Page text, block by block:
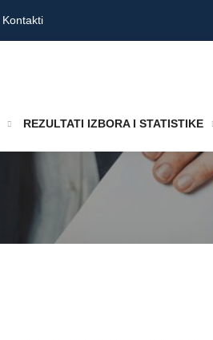
Kontakti
REZULTATI IZBORA I STATISTIKE